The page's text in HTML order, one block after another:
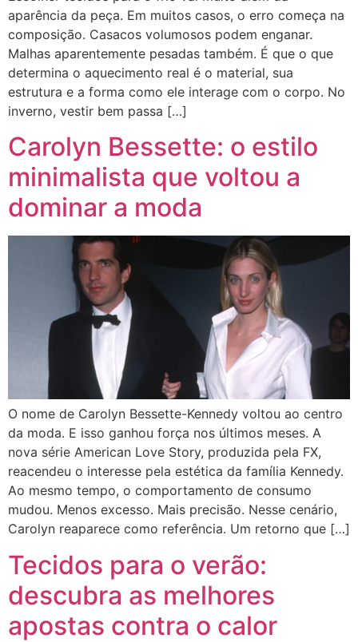
aparência da peça. Em muitos casos, o erro começa na
composição. Casacos volumosos podem enganar.
Malhas aparentemente pesadas também. É que o que
determina o aquecimento real é o material, sua
estrutura e a forma como ele interage com o corpo. No
inverno, vestir bem passa […]
Carolyn Bessette: o estilo
minimalista que voltou a
dominar a moda
O nome de Carolyn Bessette-Kennedy voltou ao centro
da moda. E isso ganhou força nos últimos meses. A
nova série American Love Story, produzida pela FX,
reacendeu o interesse pela estética da família Kennedy.
Ao mesmo tempo, o comportamento de consumo
mudou. Menos excesso. Mais precisão. Nesse cenário,
Carolyn reaparece como referência. Um retorno que […]
Tecidos para o verão:
descubra as melhores
apostas contra o calor